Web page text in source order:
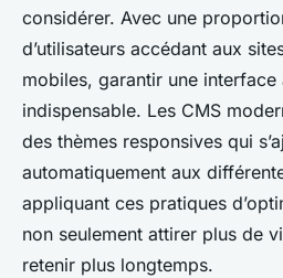
considérer. Avec une
d’utilisateurs accédant aux
mobiles, garantir une interface
indispensable. Les CMS
des thèmes responsives qui
automatiquement aux
appliquant ces pratiques
non seulement attirer plus de
retenir plus longtemps.